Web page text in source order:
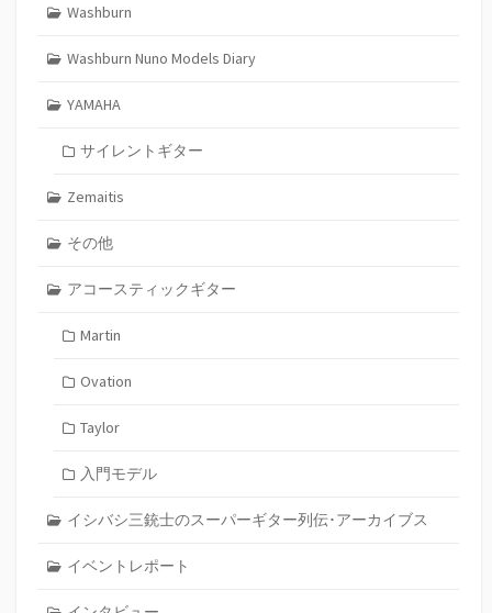
Washburn
Washburn Nuno Models Diary
YAMAHA
サイレントギター
Zemaitis
その他
アコースティックギター
Martin
Ovation
Taylor
入門モデル
イシバシ三銃士のスーパーギター列伝･アーカイブス
イベントレポート